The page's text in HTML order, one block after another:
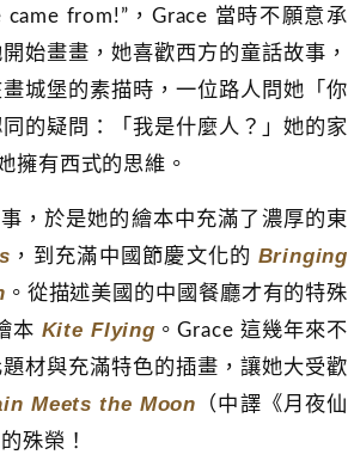
from!”，Grace 當時不願意承
始畫畫，她喜歡西方的童話故事，
城堡的素描時，一位路人問她「你
的疑問：「我是什麼人？」她的家
擁有西式的思維。
，於是她的繪本中充滿了濃厚的東
，到充滿中國節慶文化的 Bringing
。從描述美國的中國餐廳才有的特殊
本 Kite Flying 。Grace 這幾年來不
材與充滿特色的插畫，讓她大受歡
Meets the Moon （中譯《月夜仙
殊榮！